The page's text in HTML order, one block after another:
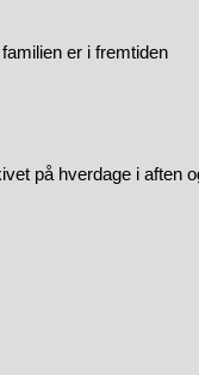
er i fremtiden
på hverdage i aften